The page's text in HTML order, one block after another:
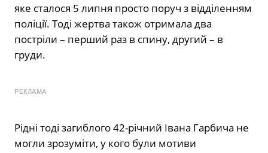
яке сталося 5 липня просто поруч з відділенням
поліції. Тоді жертва також отримала два
постріли – перший раз в спину, другий – в
груди.
РЕКЛАМА
Рідні тоді загиблого 42-річний Івана Гарбича не
могли зрозуміти, у кого були мотиви